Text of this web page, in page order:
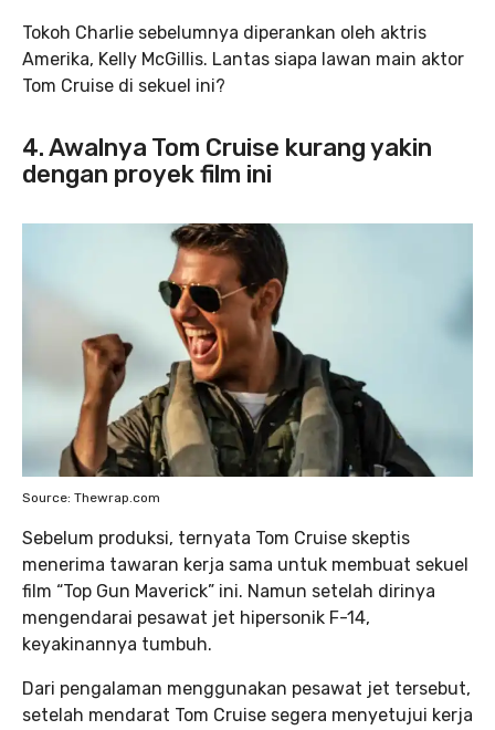
Tokoh Charlie sebelumnya diperankan oleh aktris
Amerika, Kelly McGillis. Lantas siapa lawan main aktor
Tom Cruise di sekuel ini?
4. Awalnya Tom Cruise kurang yakin
dengan proyek film ini
Source: Thewrap.com
Sebelum produksi, ternyata Tom Cruise skeptis
menerima tawaran kerja sama untuk membuat sekuel
film “Top Gun Maverick” ini. Namun setelah dirinya
mengendarai pesawat jet hipersonik F-14,
keyakinannya tumbuh.
Dari pengalaman menggunakan pesawat jet tersebut,
setelah mendarat Tom Cruise segera menyetujui kerja